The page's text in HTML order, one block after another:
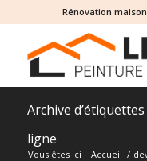
Rénovation
Archive
ligne
Vous êtes ici : Accueil /